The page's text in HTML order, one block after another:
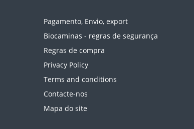
Pagamento, Envio, export
Biocaminas - regras de segurança
Regras de compra
Privacy Policy
Terms and conditions
Contacte-nos
Mapa do site